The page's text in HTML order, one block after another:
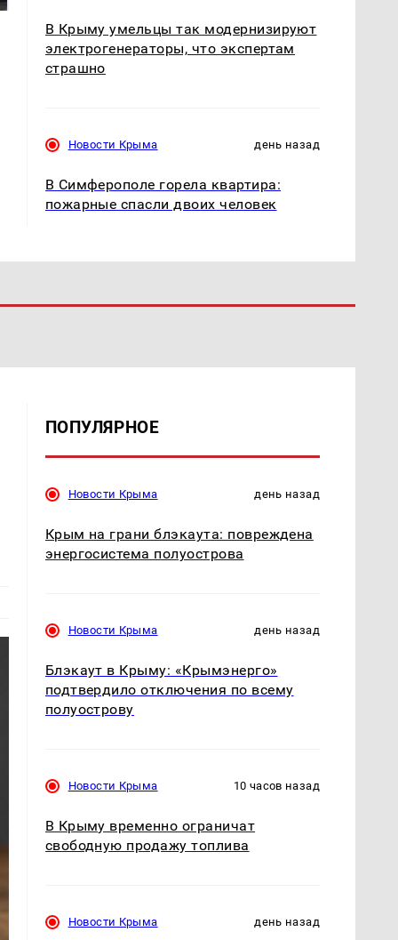
В Крыму умельцы так модернизируют
электрогенераторы, что экспертам
страшно
Новости Крыма день назад
В Симферополе горела квартира:
пожарные спасли двоих человек
ПОПУЛЯРНОЕ
Новости Крыма день назад
Крым на грани блэкаута: повреждена
энергосистема полуострова
Новости Крыма день назад
Блэкаут в Крыму: «Крымэнерго»
подтвердило отключения по всему
полуострову
Новости Крыма 10 часов назад
В Крыму временно ограничат
свободную продажу топлива
Новости Крыма день назад